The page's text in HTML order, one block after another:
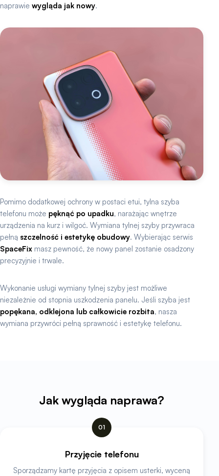
naprawie wygląda jak nowy.
Pomimo dodatkowej ochrony w postaci etui, tylna szyba
telefonu może pęknąć po upadku, narażając wnętrze
urządzenia na kurz i wilgoć. Wymiana tylnej szyby przywraca
pełną szczelność i estetykę obudowy. Wybierając serwis
SpaceFix masz pewność, że nowy panel zostanie osadzony
precyzyjnie i trwale.
Wykonanie usługi wymiany tylnej szyby jest możliwe
niezależnie od stopnia uszkodzenia panelu. Jeśli szyba jest
popękana, odklejona lub całkowicie rozbita, nasza
wymiana przywróci pełną sprawność i estetykę telefonu.
Jak wygląda naprawa?
01
Przyjęcie telefonu
Sporządzamy kartę przyjęcia z opisem usterki, wyceną